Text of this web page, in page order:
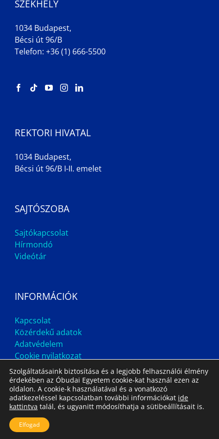
SZÉKHELY
1034 Budapest,
Bécsi út 96/B
Telefon: +36 (1) 666-5500
REKTORI HIVATAL
1034 Budapest,
Bécsi út 96/B I-II. emelet
SAJTÓSZOBA
Sajtókapcsolat
Hírmondó
Videótár
INFORMÁCIÓK
Kapcsolat
Közérdekű adatok
Adatvédelem
Cookie nyilatkozat
Impresszum
Szolgáltatásaink biztosítása és a legjobb felhasználói élmény
érdekében az Óbudai Egyetem cookie-kat használ ezen az
oldalon. A cookie-k használatával és a vonatkozó
adatkezeléssel kapcsolatban további információkat ide
kattintva talál, és ugyanitt módosíthatja a sütibeállításait is.
Elfogad